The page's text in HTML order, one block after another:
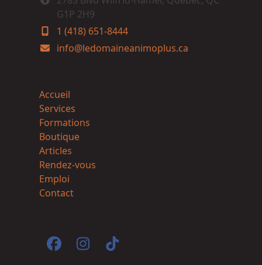
G1P 2H9
1 (418) 651-8444
info@ledomaineanimoplus.ca
Accueil
Services
Formations
Boutique
Articles
Rendez-vous
Emploi
Contact
Facebook
Instagram
Tiktok